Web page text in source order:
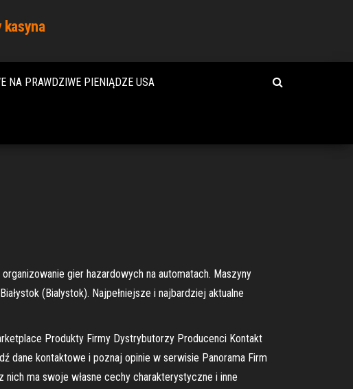
kasyna
NA PRAWDZIWE PIENIĄDZE USA
gier hazardowych na automatach. Maszyny
(Bialystok). Najpełniejsze i najbardziej aktualne
Produkty Firmy Dystrybutorzy Producenci Kontakt
dane kontaktowe i poznaj opinie w serwisie Panorama Firm
ma swoje własne cechy charakterystyczne i inne